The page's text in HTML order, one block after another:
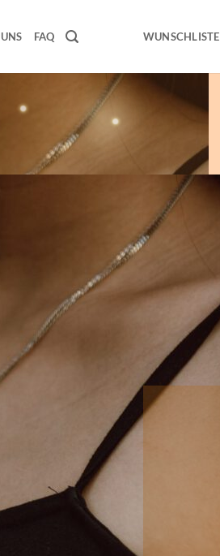
FAQ WUNSCHLISTE